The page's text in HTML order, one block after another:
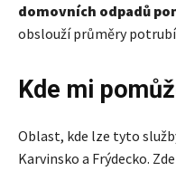
domovních odpadů
obslouží průměry potrubí
Kde mi
Oblast, kde lze tyto
Karvinsko a Frýdecko.